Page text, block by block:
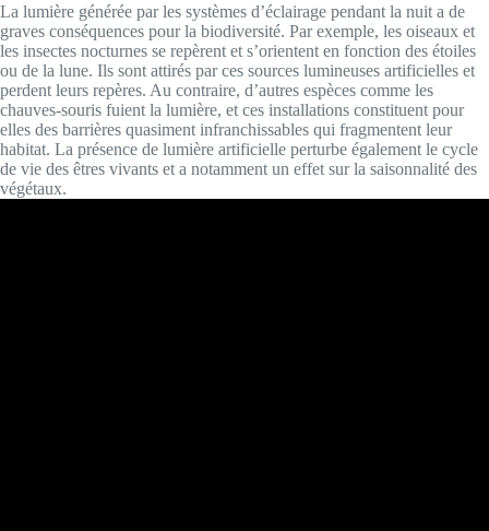
La lumière générée par les systèmes d’éclairage pendant la nuit a de
graves conséquences pour la biodiversité. Par exemple, les oiseaux et
les insectes nocturnes se repèrent et s’orientent en fonction des étoiles
ou de la lune. Ils sont attirés par ces sources lumineuses artificielles et
perdent leurs repères. Au contraire, d’autres espèces comme les
chauves-souris fuient la lumière, et ces installations constituent pour
elles des barrières quasiment infranchissables qui fragmentent leur
habitat. La présence de lumière artificielle perturbe également le cycle
de vie des êtres vivants et a notamment un effet sur la saisonnalité des
végétaux.